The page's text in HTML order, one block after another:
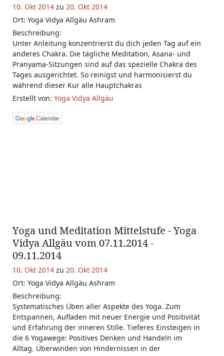
10. Okt 2014 zu 20. Okt 2014
Ort: Yoga Vidya Allgäu Ashram
Beschreibung:
Unter Anleitung konzentrierst du dich jeden Tag auf ein
anderes Chakra. Die tägliche Meditation, Asana- und
Pranyama-Sitzungen sind auf das spezielle Chakra des
Tages ausgerichtet. So reinigst und harmonisierst du
während dieser Kur alle Hauptchakras
Erstellt von: Yoga Vidya Allgäu
Yoga und Meditation Mittelstufe - Yoga
Vidya Allgäu vom 07.11.2014 -
09.11.2014
10. Okt 2014 zu 20. Okt 2014
Ort: Yoga Vidya Allgäu Ashram
Beschreibung:
Systematisches Üben aller Aspekte des Yoga. Zum
Entspannen, Aufladen mit neuer Energie und Positivität
und Erfahrung der inneren Stille. Tieferes Einsteigen in
die 6 Yogawege: Positives Denken und Handeln im
Alltag. Überwinden von Hindernissen in der